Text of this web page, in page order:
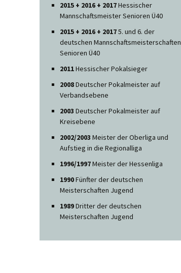
2015 + 2016 + 2017Hessischer
Mannschaftsmeister Senioren Ü40
2015 + 2016 + 20175. und 6. der
deutschen Mannschaftsmeisterschaften
Senioren Ü40
2011Hessischer Pokalsieger
2008Deutscher Pokalmeister auf
Verbandsebene
2003 Deutscher Pokalmeister auf
Kreisebene
2002/2003 Meister der Oberliga und
Aufstieg in die Regionalliga
1996/1997Meister der Hessenliga
1990Fünfter der deutschen
Meisterschaften Jugend
1989Dritter der deutschen
Meisterschaften Jugend